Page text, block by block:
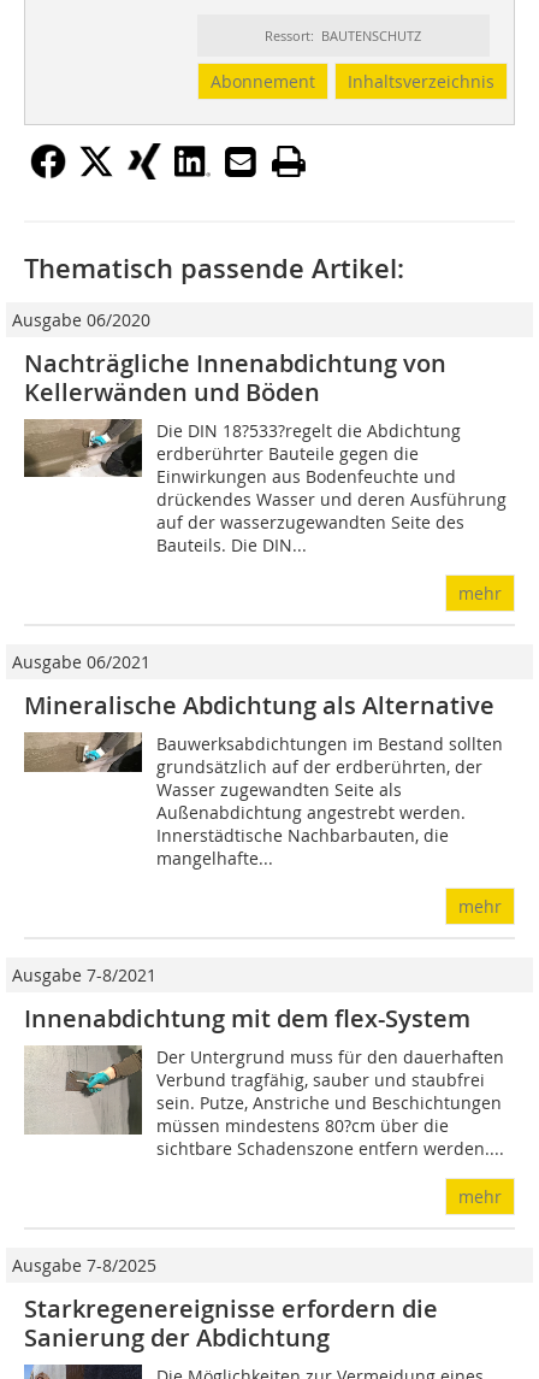
Ressort: BAUTENSCHUTZ
Abonnement Inhaltsverzeichnis
Thematisch passende Artikel:
Ausgabe 06/2020
Nachträgliche Innenabdichtung von
Kellerwänden und Böden
Die DIN 18?533?regelt die Abdichtung
erdberührter Bauteile gegen die
Einwirkungen aus Bodenfeuchte und
drückendes Wasser und deren Ausführung
auf der wasserzugewandten Seite des
Bauteils. Die DIN...
mehr
Ausgabe 06/2021
Mineralische Abdichtung als Alternative
Bauwerksabdichtungen im Bestand sollten
grundsätzlich auf der erdberührten, der
Wasser zugewandten Seite als
Außenabdichtung angestrebt werden.
Innerstädtische Nachbarbauten, die
mangelhafte...
mehr
Ausgabe 7-8/2021
Innenabdichtung mit dem flex-System
Der Untergrund muss für den dauerhaften
Verbund tragfähig, sauber und staubfrei
sein. Putze, Anstriche und Beschichtungen
müssen mindestens 80?cm über die
sichtbare Schadenszone entfern werden....
mehr
Ausgabe 7-8/2025
Starkregenereignisse erfordern die
Sanierung der Abdichtung